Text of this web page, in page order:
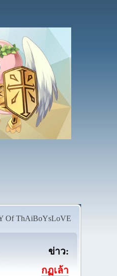
Of ThAiBoYsLoVE
ข่าว:
กฏเล้า